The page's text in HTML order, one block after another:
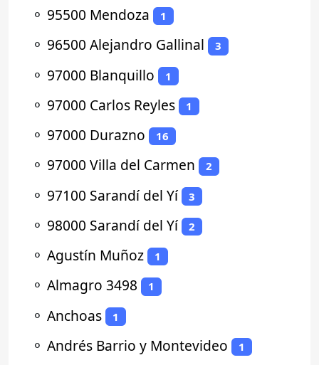
⚬ 95500 Mendoza 1
⚬ 96500 Alejandro Gallinal 3
⚬ 97000 Blanquillo 1
⚬ 97000 Carlos Reyles 1
⚬ 97000 Durazno 16
⚬ 97000 Villa del Carmen 2
⚬ 97100 Sarandí del Yí 3
⚬ 98000 Sarandí del Yí 2
⚬ Agustín Muñoz 1
⚬ Almagro 3498 1
⚬ Anchoas 1
⚬ Andrés Barrio y Montevideo 1